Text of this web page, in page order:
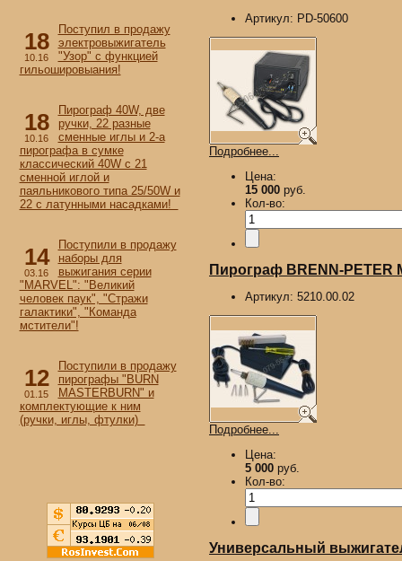
18
10.16
Поступил в продажу
электровыжигатель
"Узор" с функцией
гильошировыания!
18
10.16
Пирограф 40W, две
ручки, 22 разные
сменные иглы и 2-а
пирографа в сумке
классический 40W с 21
сменной иглой и
паяльникового типа 25/50W и
22 с латунными насадками!
14
03.16
Поступили в продажу
наборы для
выжигания серии
"MARVEL": "Великий
человек паук", "Стражи
галактики", "Команда
мстители"!
12
01.15
Поступили в продажу
пирографы "BURN
MASTERBURN" и
комплектующие к ним
(ручки, иглы, фтулки)
Артикул: PD-50600
Подробнее...
Цена:
15 000 руб.
Кол-во:
Пирограф BRENN-PETER
Артикул: 5210.00.02
Подробнее...
Цена:
5 000 руб.
Кол-во:
Универсальный